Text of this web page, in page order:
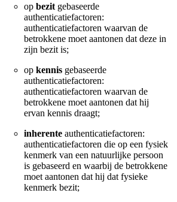
op bezit gebaseerde
authenticatiefactoren:
authenticatiefactoren waarvan de
betrokkene moet aantonen dat deze in
zijn bezit is;
op kennis gebaseerde
authenticatiefactoren:
authenticatiefactoren waarvan de
betrokkene moet aantonen dat hij
ervan kennis draagt;
inherente authenticatiefactoren:
authenticatiefactoren die op een fysiek
kenmerk van een natuurlijke persoon
is gebaseerd en waarbij de betrokkene
moet aantonen dat hij dat fysieke
kenmerk bezit;